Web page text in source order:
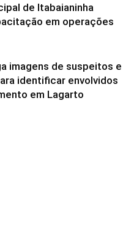
de Itabaianinha
em operações
imagens de suspeitos e
identificar envolvidos
em Lagarto